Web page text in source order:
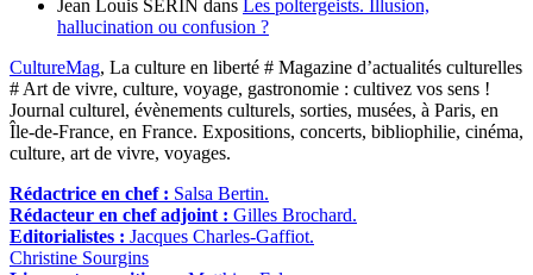
Jean Louis SERIN dans Les poltergeists. Illusion,
hallucination ou confusion ?
CultureMag, La culture en liberté # Magazine d’actualités culturelles
# Art de vivre, culture, voyage, gastronomie : cultivez vos sens !
Journal culturel, évènements culturels, sorties, musées, à Paris, en
Île-de-France, en France. Expositions, concerts, bibliophilie, cinéma,
culture, art de vivre, voyages.
Rédactrice en chef : Salsa Bertin.
Rédacteur en chef adjoint : Gilles Brochard.
Editorialistes : Jacques Charles-Gaffiot.
Christine Sourgins